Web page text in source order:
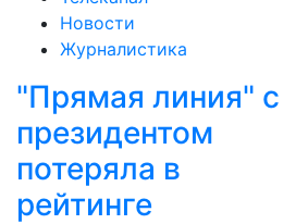
Новости
Журналистика
"Прямая линия" с
президентом
потеряла в
рейтинге